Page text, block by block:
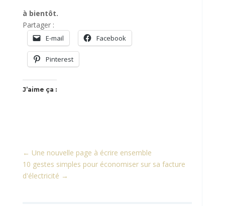
à bientôt.
Partager :
E-mail Facebook
Pinterest
J’aime ça :
← Une nouvelle page à écrire ensemble
10 gestes simples pour économiser sur sa facture
d'électricité →